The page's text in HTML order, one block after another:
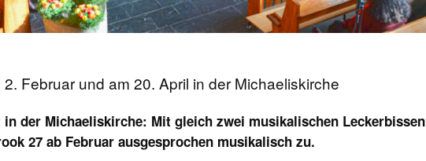
Februar und am 20. April in der Michaeliskirche
der Michaeliskirche: Mit gleich zwei musikalischen Leckerbissen
27 ab Februar ausgesprochen musikalisch zu.